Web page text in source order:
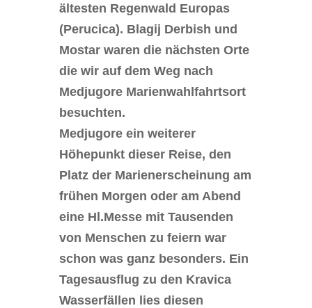
ältesten Regenwald Europas
(Perucica). Blagij Derbish und
Mostar waren die nächsten Orte
die wir auf dem Weg nach
Medjugore Marienwahlfahrtsort
besuchten.
Medjugore ein weiterer
Höhepunkt dieser Reise, den
Platz der Marienerscheinung am
frühen Morgen oder am Abend
eine Hl.Messe mit Tausenden
von Menschen zu feiern war
schon was ganz besonders. Ein
Tagesausflug zu den Kravica
Wasserfällen lies diesen